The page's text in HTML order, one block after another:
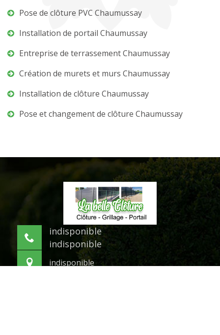
Pose de clôture PVC Chaumussay
Installation de portail Chaumussay
Entreprise de terrassement Chaumussay
Création de murets et murs Chaumussay
Installation de clôture Chaumussay
Pose et changement de clôture Chaumussay
indisponible
indisponible
indisponible